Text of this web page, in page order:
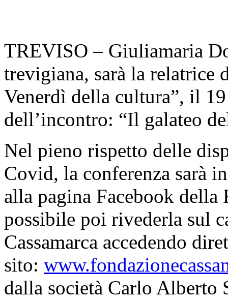
TREVISO – Giuliamaria
trevigiana, sarà la relatrice
Venerdì della cultura”, il
dell’incontro: “Il galateo
Nel pieno rispetto delle
Covid, la conferenza sarà
alla pagina Facebook della
possibile poi rivederla sul
Cassamarca accedendo
sito:
dalla società Carlo Alberto